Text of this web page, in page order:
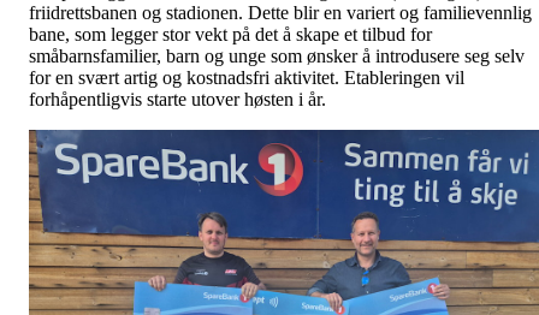
friidrettsbanen og stadionen. Dette blir en variert og familievennlig
bane, som legger stor vekt på det å skape et tilbud for
småbarnsfamilier, barn og unge som ønsker å introdusere seg selv
for en svært artig og kostnadsfri aktivitet. Etableringen vil
forhåpentligvis starte utover høsten i år.